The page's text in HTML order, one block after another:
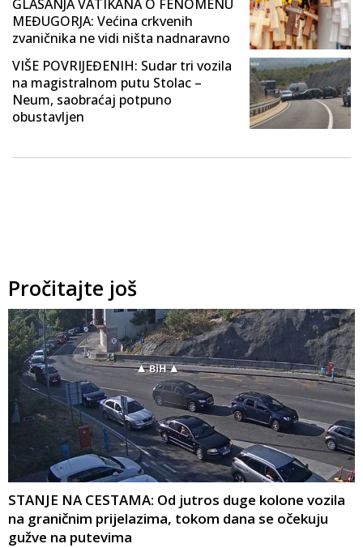
GLASANJA VATIKANA O FENOMENU
MEĐUGORJA: Većina crkvenih
zvaničnika ne vidi ništa nadnaravno
VIŠE POVRIJEĐENIH: Sudar tri vozila
na magistralnom putu Stolac –
Neum, saobraćaj potpuno
obustavljen
Pročitajte još
STANJE NA CESTAMA: Od jutros duge kolone vozila
na graničnim prijelazima, tokom dana se očekuju
gužve na putevima